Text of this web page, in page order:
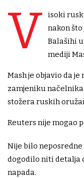
V
isoki
nakon
Balašihi
mediji
Mash je objavio da
zamjeniku
stožera ruskih
Reuters nije mogao
Nije bilo
dogodilo niti detalja
napada.